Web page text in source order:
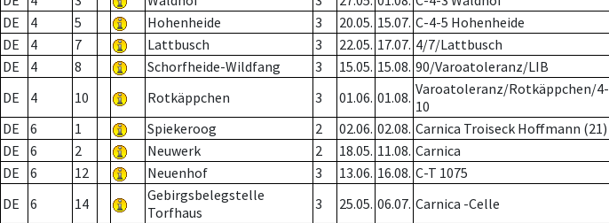
DE
4 5 Hohenheide 3 20.05. 15.07. C-4-5 Hohenheide
DE
4 7 Lattbusch 3 22.05. 17.07. 4/7/Lattbusch
DE
4 8 Schorfheide-Wildfang 3 15.05. 15.08. 90/Varoatoleranz/LIB
DE
4 10 Rotkäppchen 3 01.06. 01.08. Varoatoleranz/Rotkäppchen/4-
10
DE
6 1 Spiekeroog 2 02.06. 02.08. Carnica Troiseck Hoffmann (21)
DE
6 2 Neuwerk 2 18.05. 11.08. Carnica
DE
6 12 Neuenhof 3 13.06. 16.08. C-T 1075
DE
6 14
Gebirgsbelegstelle
Torfhaus
3 25.05. 06.07. Carnica -Celle